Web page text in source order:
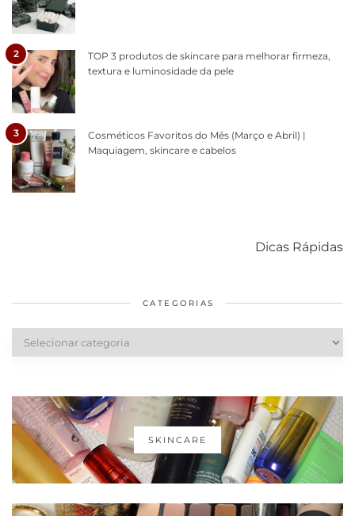
2
TOP 3 produtos de skincare para melhorar firmeza,
textura e luminosidade da pele
3
Cosméticos Favoritos do Mês (Março e Abril) |
Maquiagem, skincare e cabelos
Dicas Rápidas
diários
cabelos
CATEGORIAS
Categorias
SKINCARE